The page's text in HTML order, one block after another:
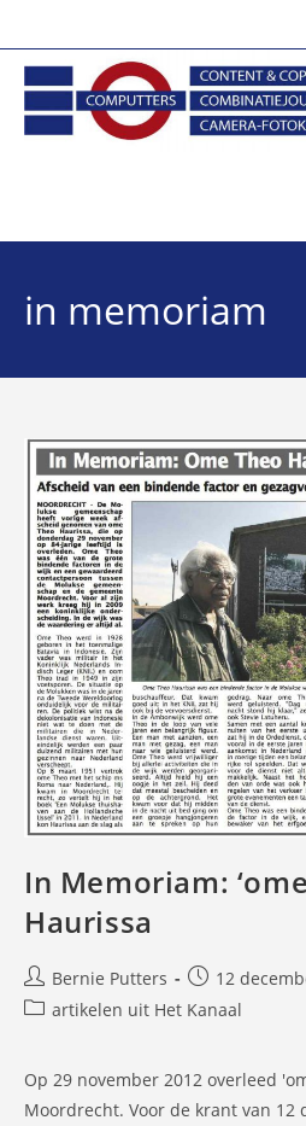
naar
inhoud
in memoriam
In Memoriam:
Haurissa
Bericht
auteur:
Bernie Putters
Bericht
gepubliceerd
12
Berichtcategorie:
artikelen uit Het Kanaal
Op 29 november 2012 overleed
Moordrecht. Voor de krant van 12